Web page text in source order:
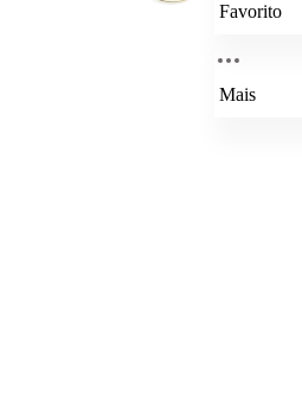
Favorito
Mais